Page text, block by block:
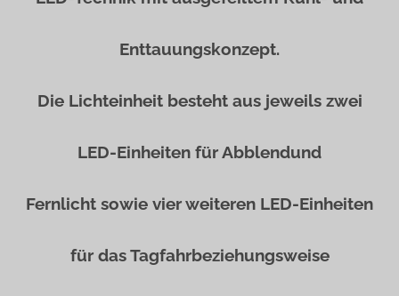
Enttauungskonzept.
Die Lichteinheit besteht aus jeweils zwei
LED-Einheiten für Abblendund
Fernlicht sowie vier weiteren LED-Einheiten
für das Tagfahrbeziehungsweise